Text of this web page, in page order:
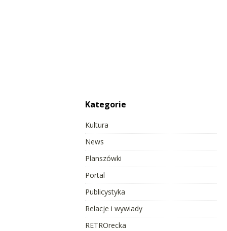
Kategorie
Kultura
News
Planszówki
Portal
Publicystyka
Relacje i wywiady
RETROrecka